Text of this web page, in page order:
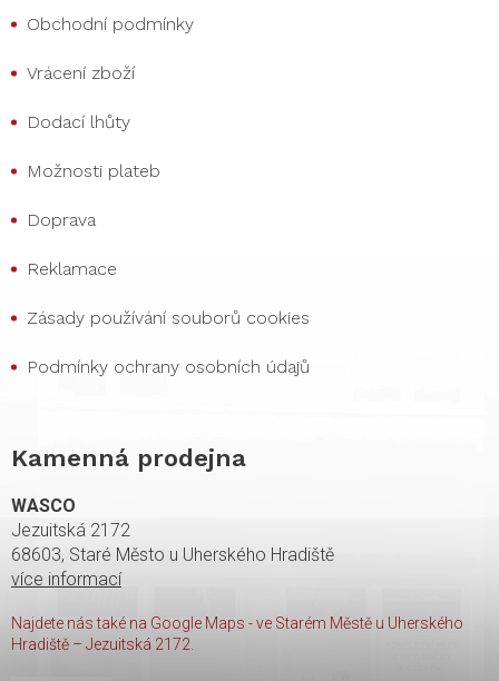
Obchodní podmínky
Vrácení zboží
Dodací lhůty
Možnosti plateb
Doprava
Reklamace
Zásady používání souborů cookies
Podmínky ochrany osobních údajů
Kamenná prodejna
WASCO
Jezuitská 2172
68603, Staré Město u Uherského Hradiště
více informací
Najdete nás také na Google Maps - ve Starém Městě u Uherského
Hradiště – Jezuitská 2172.